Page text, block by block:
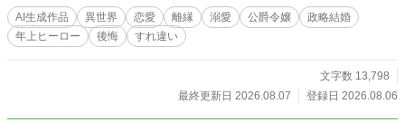
えは静かで揺るぎない——「あなたに興味はもうありません」。 エリーゼが去
った後、公爵家にはまず小さな綻びが生まれ、実務をこなせないクラリスが公爵
夫人となったことでそれは本格的な経営危機へと発展していく。取引先の離反、
な存在だったかを思い知る。 一方、隣国ではレオンハルトの敬意がいつしか恋
心へと変わっていた。対等な関係の中で求婚を受け入れたエリーゼは、新しい人
彼女の心はもう微動だにしない。 過去を振り返ることなく、エリーゼは自分を
AI生成作品 異世界 恋愛 離縁 溺愛 公爵令嬢
政略結婚
年上ヒーロー
後悔 すれ違い
文字数 13,798
最終更新日 2026.08.07
登録日 2026.08.06